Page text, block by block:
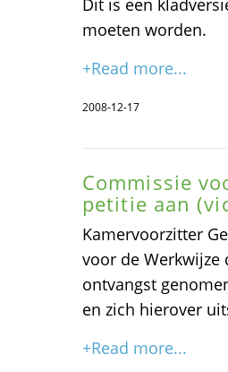
Dit is een
moeten worden.
+Read more...
2008-12-17
Commissie
petitie aan
Kamervoorzitter
voor de Werkwijze
ontvangst
en zich hierover
+Read more...